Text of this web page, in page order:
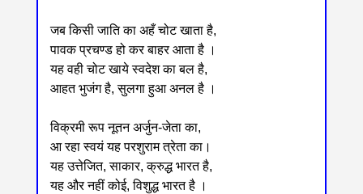
जब किसी जाति का अहँ चोट खाता है,
पावक प्रचण्ड हो कर बाहर आता है ।
यह वही चोट खाये स्वदेश का बल है,
आहत भुजंग है, सुलगा हुआ अनल है ।
विक्रमी रूप नूतन अर्जुन-जेता का,
आ रहा स्वयं यह परशुराम त्रेता का।
यह उत्तेजित, साकार, क्रुद्ध भारत है,
यह और नहीं कोई, विशुद्ध भारत है ।